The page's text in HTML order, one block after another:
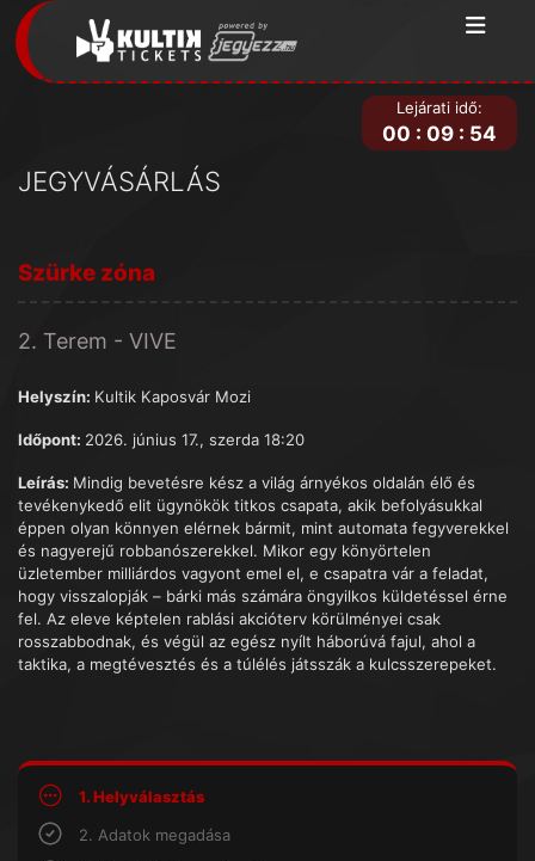
JEGYVÁSÁRLÁS
Lejárati idő:
00 : 09 : 54
Szürke zóna
2. Terem - VIVE
Helyszín: Kultik Kaposvár Mozi
Időpont: 2026. június 17., szerda 18:20
Leírás: Mindig bevetésre kész a világ árnyékos oldalán élő és
tevékenykedő elit ügynökök titkos csapata, akik befolyásukkal
éppen olyan könnyen elérnek bármit, mint automata fegyverekkel
és nagyerejű robbanószerekkel. Mikor egy könyörtelen
üzletember milliárdos vagyont emel el, e csapatra vár a feladat,
hogy visszalopják – bárki más számára öngyilkos küldetéssel érne
fel. Az eleve képtelen rablási akcióterv körülményei csak
rosszabbodnak, és végül az egész nyílt háborúvá fajul, ahol a
taktika, a megtévesztés és a túlélés játsszák a kulcsszerepeket.
1. Helyválasztás
2. Adatok megadása